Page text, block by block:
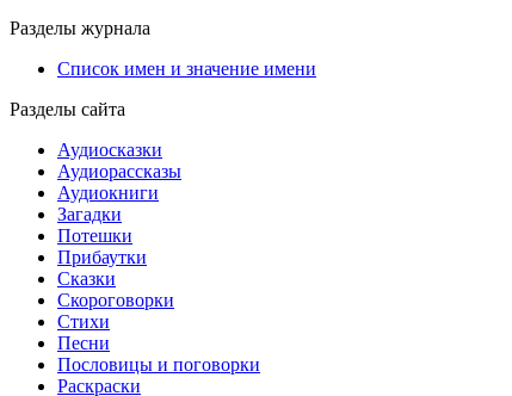
Разделы журнала
Список имен и значение имени
Разделы сайта
Аудиосказки
Аудиорассказы
Аудиокниги
Загадки
Потешки
Прибаутки
Сказки
Скороговорки
Стихи
Песни
Пословицы и поговорки
Раскраски